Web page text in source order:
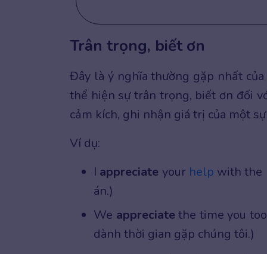
Trân trọng, biết ơn
Đây là ý nghĩa thường gặp nhất
thể hiện sự trân trọng, biết ơn đối
cảm kích, ghi nhận giá trị của một
Ví dụ:
I appreciate your help with the
án.)
We appreciatethe time you
dành thời gian gặp chúng tôi.)